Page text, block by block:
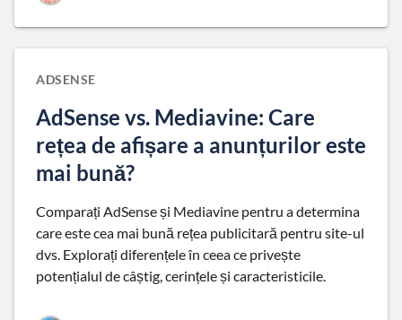
ADSENSE
AdSense vs. Mediavine: Care
rețea de afișare a anunțurilor este
mai bună?
Comparați AdSense și Mediavine pentru a determina
care este cea mai bună rețea publicitară pentru site-ul
dvs. Explorați diferențele în ceea ce privește
potențialul de câștig, cerințele și caracteristicile.